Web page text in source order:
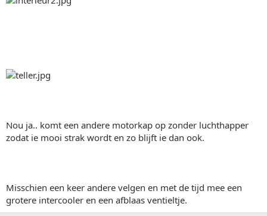
Nou ja.. komt een andere motorkap op zonder luchthapper
zodat ie mooi strak wordt en zo blijft ie dan ook.
Misschien een keer andere velgen en met de tijd mee een
grotere intercooler en een afblaas ventieltje.